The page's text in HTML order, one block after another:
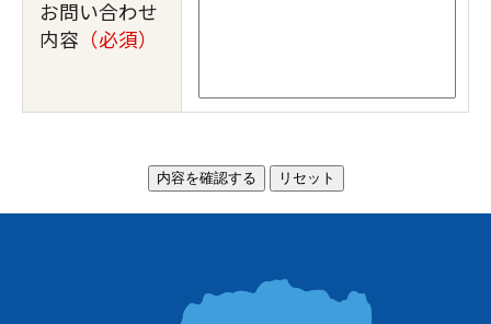
お問い合わせ
内容 （必須）